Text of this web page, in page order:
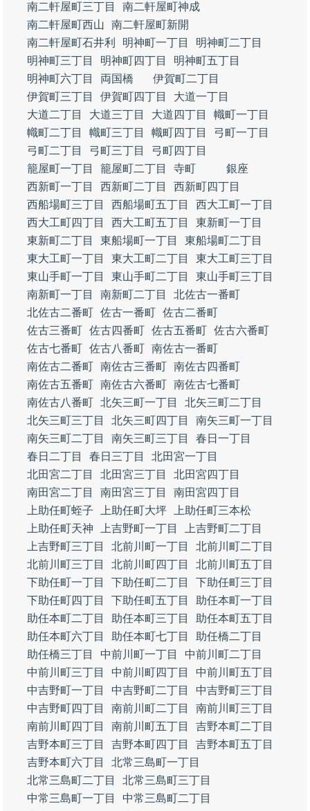
南二軒屋町三丁目
南二軒屋町神成
南二軒屋町西山
南二軒屋町新開
南二軒屋町石井利
明神町一丁目
明神町二丁目
明神町三丁目
明神町四丁目
明神町五丁目
明神町六丁目
両国橋
伊賀町二丁目
伊賀町三丁目
伊賀町四丁目
大道一丁目
大道二丁目
大道三丁目 大道四丁目
幟町一丁目
幟町二丁目
幟町三丁目 幟町四丁目
弓町一丁目
弓町二丁目
弓町三丁目
弓町四丁目
籠屋町一丁目
籠屋町二丁目 寺町
銀座
西新町一丁目
西新町二丁目
西新町四丁目
西船場町三丁目
西船場町五丁目
西大工町一丁目
西大工町四丁目
西大工町五丁目
東新町一丁目
東新町二丁目
東船場町一丁目
東船場町二丁目
東大工町一丁目
東大工町二丁目
東大工町三丁目
東山手町一丁目
東山手町二丁目
東山手町三丁目
南新町一丁目
南新町二丁目
北佐古一番町
北佐古二番町 佐古一番町 佐古二番町
佐古三番町 佐古四番町 佐古五番町 佐古六番町
佐古七番町 佐古八番町 南佐古一番町
南佐古二番町 南佐古三番町 南佐古四番町
南佐古五番町 南佐古六番町 南佐古七番町
南佐古八番町 北矢三町一丁目
北矢三町二丁目
北矢三町三丁目
北矢三町四丁目
南矢三町一丁目
南矢三町二丁目
南矢三町三丁目
春日一丁目
春日二丁目
春日三丁目
北田宮一丁目
北田宮二丁目
北田宮三丁目
北田宮四丁目
南田宮二丁目
南田宮三丁目
南田宮四丁目
上助任町蛭子
上助任町大坪
上助任町三本松
上助任町天神
上吉野町一丁目
上吉野町二丁目
上吉野町三丁目
北前川町一丁目
北前川町二丁目
北前川町三丁目
北前川町四丁目
北前川町五丁目
下助任町一丁目
下助任町二丁目
下助任町三丁目
下助任町四丁目
下助任町五丁目
助任本町一丁目
助任本町二丁目
助任本町三丁目
助任本町五丁目
助任本町六丁目
助任本町七丁目
助任橋二丁目
助任橋三丁目
中前川町一丁目
中前川町二丁目
中前川町三丁目
中前川町四丁目
中前川町五丁目
中吉野町一丁目
中吉野町二丁目
中吉野町三丁目
中吉野町四丁目
南前川町二丁目
南前川町三丁目
南前川町四丁目
南前川町五丁目
吉野本町二丁目
吉野本町三丁目
吉野本町四丁目
吉野本町五丁目
吉野本町六丁目
北常三島町一丁目
北常三島町二丁目
北常三島町三丁目
中常三島町一丁目
中常三島町二丁目